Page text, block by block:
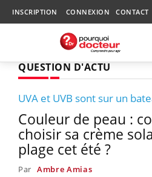
INSCRIPTION CONNEXION CONTACT
QUESTION D'ACTU
UVA et UVB sont sur un
Couleur de peau :
choisir sa crème
plage cet été ?
Par Ambre Amias